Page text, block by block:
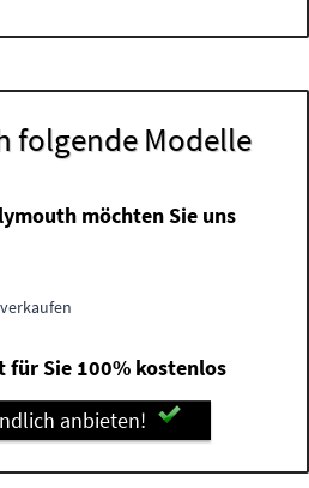
folgende Modelle
möchten Sie uns
für Sie 100% kostenlos
anbieten!